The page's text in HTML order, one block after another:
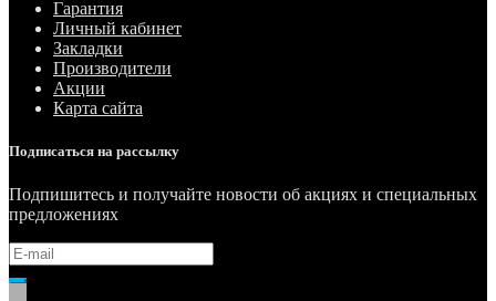
Гарантия
Личный кабинет
Закладки
Производители
Акции
Карта сайта
Подписаться на рассылку
Подпишитесь и получайте новости об акциях и специальных
предложениях